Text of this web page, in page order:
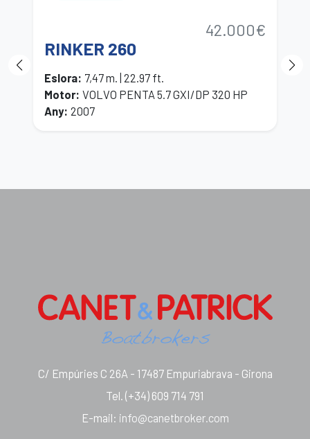
42.000€
RINKER 260
Eslora: 7,47 m. | 22.97 ft.
Motor: VOLVO PENTA 5.7 GXI/DP 320 HP
Any: 2007
C/ Empúries C 26A - 17487 Empuriabrava - Girona
Tel. (+34) 609 714 791
E-mail: info@canetbroker.com